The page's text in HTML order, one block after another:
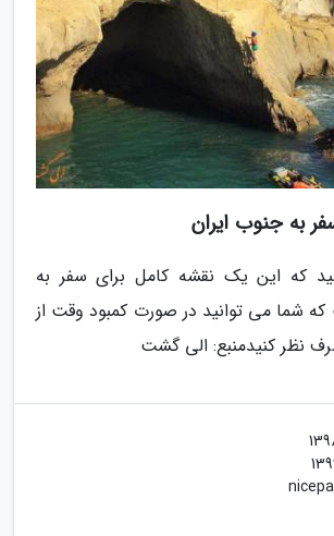
که این یک نقشه کامل برای سفر به
شما می توانید در صورت کمبود وقت از
نظر کنیدمنبع: الی گشت